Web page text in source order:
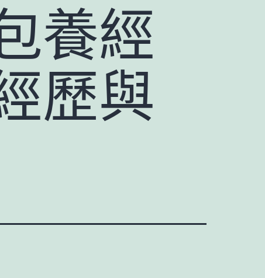
養經
歷與